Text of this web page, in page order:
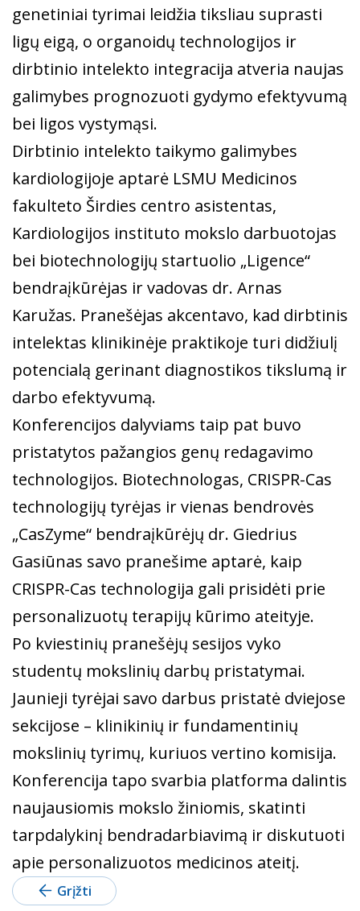
genetiniai tyrimai leidžia tiksliau suprasti
ligų eigą, o organoidų technologijos ir
dirbtinio intelekto integracija atveria naujas
galimybes prognozuoti gydymo efektyvumą
bei ligos vystymąsi.
Dirbtinio intelekto taikymo galimybes
kardiologijoje aptarė LSMU Medicinos
fakulteto Širdies centro asistentas,
Kardiologijos instituto mokslo darbuotojas
bei biotechnologijų startuolio „Ligence“
bendraįkūrėjas ir vadovas dr. Arnas
Karužas. Pranešėjas akcentavo, kad dirbtinis
intelektas klinikinėje praktikoje turi didžiulį
potencialą gerinant diagnostikos tikslumą ir
darbo efektyvumą.
Konferencijos dalyviams taip pat buvo
pristatytos pažangios genų redagavimo
technologijos. Biotechnologas, CRISPR-Cas
technologijų tyrėjas ir vienas bendrovės
„CasZyme“ bendraįkūrėjų dr. Giedrius
Gasiūnas savo pranešime aptarė, kaip
CRISPR-Cas technologija gali prisidėti prie
personalizuotų terapijų kūrimo ateityje.
Po kviestinių pranešėjų sesijos vyko
studentų mokslinių darbų pristatymai.
Jaunieji tyrėjai savo darbus pristatė dviejose
sekcijose – klinikinių ir fundamentinių
mokslinių tyrimų, kuriuos vertino komisija.
Konferencija tapo svarbia platforma dalintis
naujausiomis mokslo žiniomis, skatinti
tarpdalykinį bendradarbiavimą ir diskutuoti
apie personalizuotos medicinos ateitį.
Grįžti